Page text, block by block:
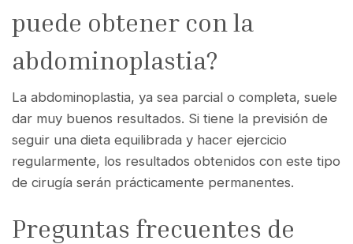
puede obtener con la
abdominoplastia?
La abdominoplastia, ya sea parcial o completa, suele
dar muy buenos resultados. Si tiene la previsión de
seguir una dieta equilibrada y hacer ejercicio
regularmente, los resultados obtenidos con este tipo
de cirugía serán prácticamente permanentes.
Preguntas frecuentes de